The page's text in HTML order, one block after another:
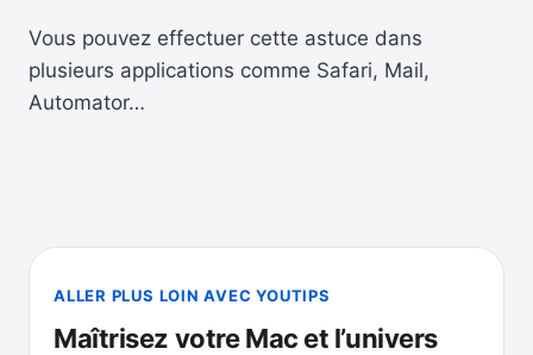
Vous pouvez effectuer cette astuce dans
plusieurs applications comme Safari, Mail,
Automator…
ALLER PLUS LOIN AVEC YOUTIPS
Maîtrisez votre Mac et l’univers